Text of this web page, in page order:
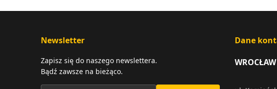
Newsletter
Zapisz się do naszego newslettera.
Bądź zawsze na bieżąco.
Dane
WROCŁAW